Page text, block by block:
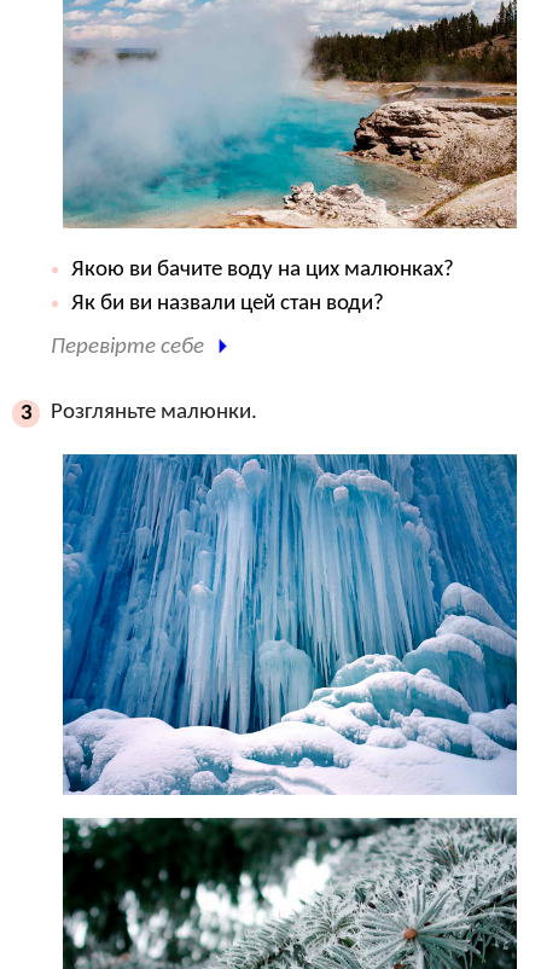
Якою ви бачите воду на цих малюнках?
Як би ви назвали цей стан води?
Перевірте себе
3 Розгляньте малюнки.